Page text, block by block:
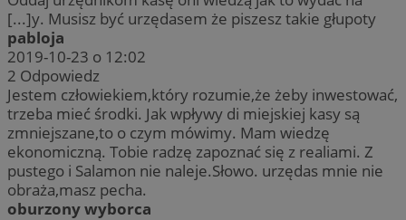
[...]y. Musisz być urzędasem że piszesz takie głupoty
pabloja
2019-10-23 o 12:02
2 Odpowiedz
Jestem człowiekiem,który rozumie,że żeby inwestować,
trzeba mieć środki. Jak wpływy di miejskiej kasy są
zmniejszane,to o czym mówimy. Mam wiedzę
ekonomiczną. Tobie radzę zapoznać się z realiami. Z
pustego i Salamon nie naleje.Słowo. urzędas mnie nie
obraża,masz pecha.
oburzony wyborca